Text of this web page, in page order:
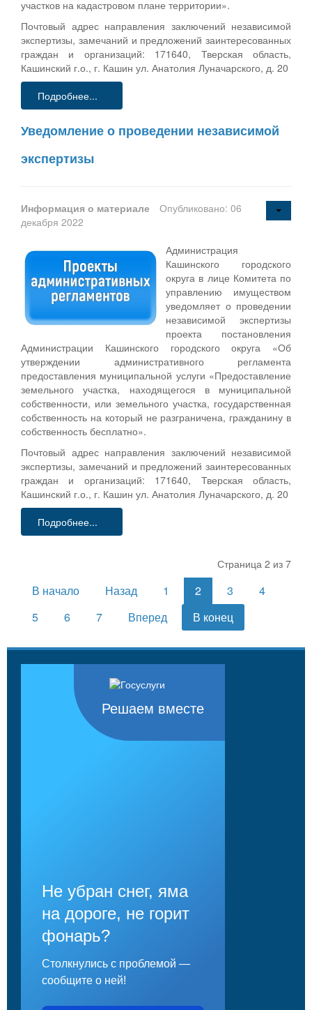
участков на кадастровом плане территории».
Почтовый адрес направления заключений независимой
экспертизы, замечаний и предложений заинтересованных
граждан и организаций: 171640, Тверская область,
Кашинский г.о., г. Кашин ул. Анатолия Луначарского, д. 20
Подробнее...
Уведомление о проведении независимой
экспертизы
Информация о материале
Опубликовано: 06
декабря 2022
Администрация
Кашинского городского
округа в лице Комитета по
управлению имуществом
уведомляет о проведении
независимой экспертизы
проекта постановления
Администрации Кашинского городского округа «Об
утверждении административного регламента
предоставления муниципальной услуги «Предоставление
земельного участка, находящегося в муниципальной
собственности, или земельного участка, государственная
собственность на который не разграничена, гражданину в
собственность бесплатно».
Почтовый адрес направления заключений независимой
экспертизы, замечаний и предложений заинтересованных
граждан и организаций: 171640, Тверская область,
Кашинский г.о., г. Кашин ул. Анатолия Луначарского, д. 20
Подробнее...
Страница 2 из 7
В начало Назад 1 2 3
4
5
6 7 Вперед В конец
Решаем вместе
Не убран снег, яма
на дороге, не горит
фонарь?
Столкнулись с проблемой —
сообщите о ней!